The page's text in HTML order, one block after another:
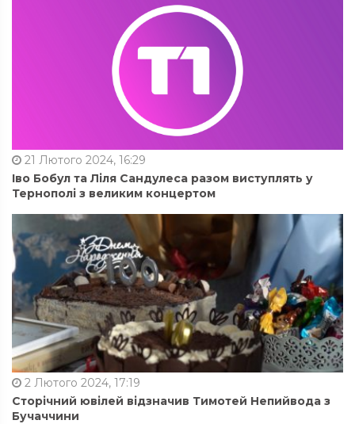
21 Лютого 2024, 16:29
Іво Бобул та Ліля Сандулеса разом виступлять у
Тернополі з великим концертом
2 Лютого 2024, 17:19
Сторічний ювілей відзначив Тимотей Непийвода з
Бучаччини